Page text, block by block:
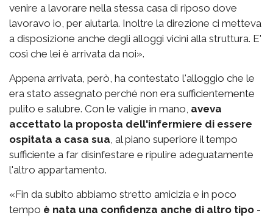
venire a lavorare nella stessa casa di riposo dove
lavoravo io, per aiutarla. Inoltre la direzione ci metteva
a disposizione anche degli alloggi vicini alla struttura. E'
così che lei è arrivata da noi».
Appena arrivata, però, ha contestato l'alloggio che le
era stato assegnato perché non era sufficientemente
pulito e salubre. Con le valigie in mano, aveva
accettato la proposta dell'infermiere di essere
ospitata a casa sua, al piano superiore il tempo
sufficiente a far disinfestare e ripulire adeguatamente
l'altro appartamento.
«Fin da subito abbiamo stretto amicizia e in poco
tempo è nata una confidenza anche di altro tipo -